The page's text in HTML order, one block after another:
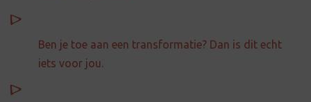
Ben je toe aan een transformatie? Dan is dit echt
iets voor jou.